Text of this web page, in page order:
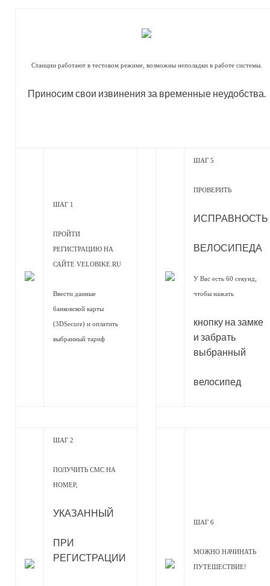
Станции работают в тестовом режиме, возможны неполадки в работе системы.
Приносим свои извинения за временные неудобства.
ШАГ 1
ПРОЙТИ
РЕГИСТРАЦИЮ НА
САЙТЕ VELOBIKE.RU
Ввести данные
банковской карты
(3DSecure) и оплатить
выбранный тариф
ШАГ 5
ПРОВЕРИТЬ
ИСПРАВНОСТЬ
ВЕЛОСИПЕДА
У Вас есть 60 секунд,
чтобы нажать
кнопку на замке
и забрать
выбранный
велосипед
ШАГ 2
ПОЛУЧИТЬ СМС НА
НОМЕР,
УКАЗАННЫЙ
ПРИ
РЕГИСТРАЦИИ
ШАГ 6
МОЖНО НАЧИНАТЬ
ПУТЕШЕСТВИЕ!